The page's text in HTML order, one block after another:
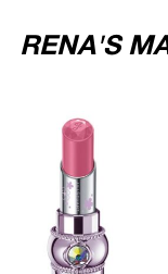
RENA'S